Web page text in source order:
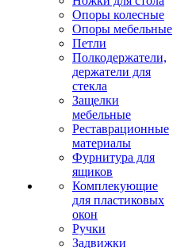
Опоры колесные
Опоры мебельные
Петли
Полкодержатели,
держатели для
стекла
Защелки
мебельные
Реставрационные
материалы
Фурнитура для
ящиков
Комплекующие
для пластиковых
окон
Ручки
Задвижки